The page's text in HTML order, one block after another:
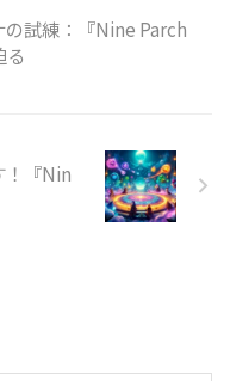
試練：『Nine Parch
！『Nin